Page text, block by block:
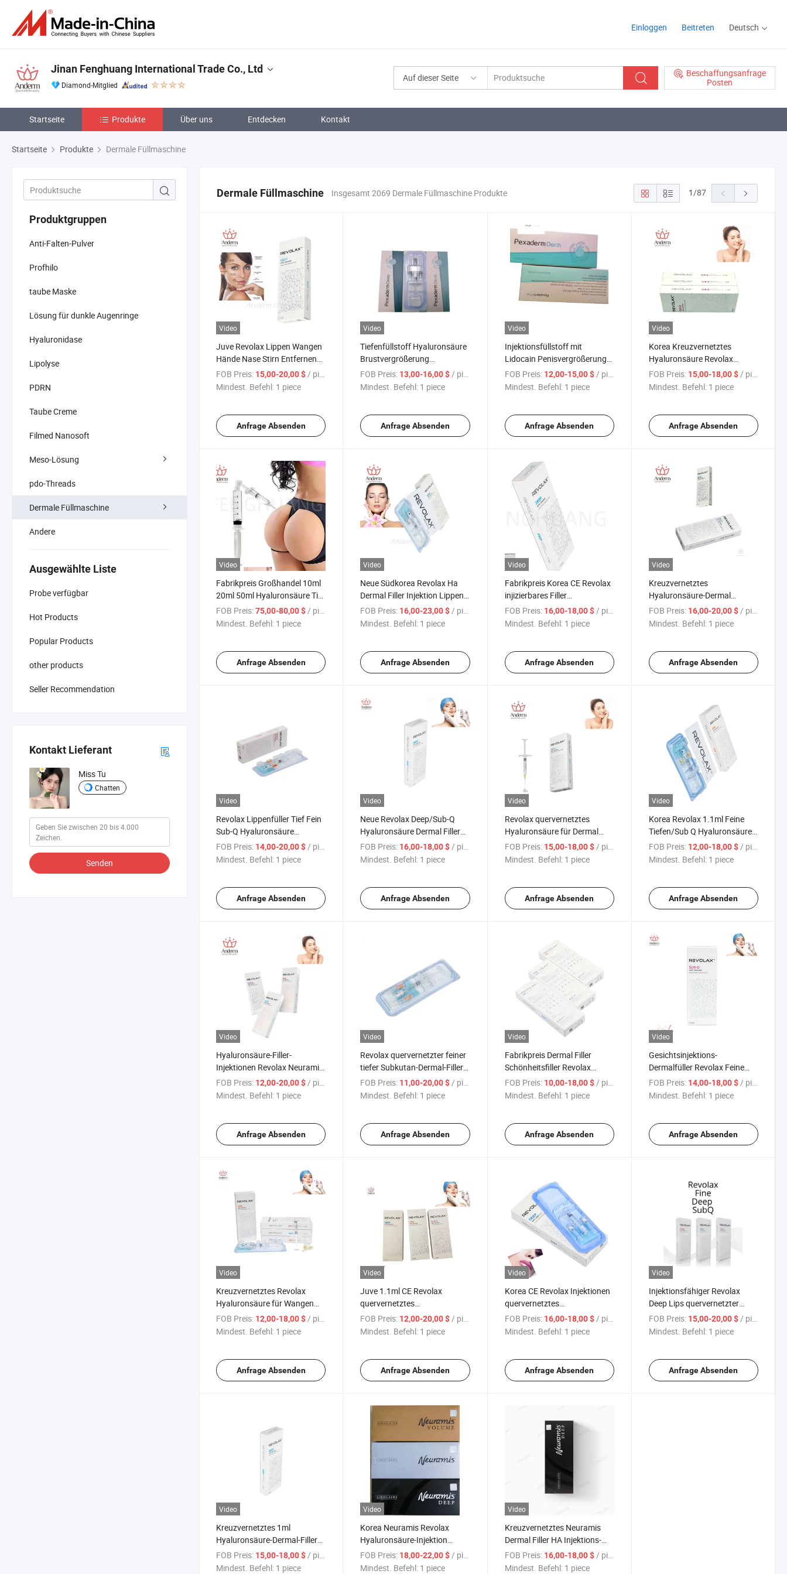
Einloggen Beitreten Deutsch
Auf dieser Seite
Beschaffungsanfrage
Posten
Jinan Fenghuang International Trade Co., Ltd
Diamond-Mitglied
Startseite Produkte Über uns Entdecken Kontakt
Startseite Produkte Dermale Füllmaschine
Produktgruppen
Anti-Falten-Pulver
Profhilo
taube Maske
Lösung für dunkle Augenringe
Hyaluronidase
Lipolyse
PDRN
Taube Creme
Filmed Nanosoft
Meso-Lösung
pdo-Threads
Dermale Füllmaschine
Andere
Ausgewählte Liste
Probe verfügbar
Hot Products
Popular Products
other products
Seller Recommendation
Kontakt Lieferant
Miss Tu
Chatten
Senden
Dermale Füllmaschine Insgesamt 2069 Dermale Füllmaschine Produkte 1/87
Video
Juve Revolax Lippen Wangen
Hände Nase Stirn Entfernen
von Gesichtsfalten Dermal
Filler Injektionsfüllstoff
FOB Preis: 15,00-20,00 $/ piece
Mindest. Befehl: 1 piece
Anfrage Absenden
Video
Tiefenfüllstoff Hyaluronsäure
Brustvergrößerung
Penisvergrößerung 24mg
Injektierbarer dermaler
FOB Preis: 13,00-16,00 $/ piece
Mindest. Befehl: 1 piece
Anfrage Absenden
Video
Injektionsfüllstoff mit
Lidocain Penisvergrößerung
Dermalfüllstoff
FOB Preis: 12,00-15,00 $/ piece
Mindest. Befehl: 1 piece
Anfrage Absenden
Video
Korea Kreuzvernetztes
Hyaluronsäure Revolax
Tiefenfüller Juve
Injektionsfüllstoff
FOB Preis: 15,00-18,00 $/ piece
Mindest. Befehl: 1 piece
Anfrage Absenden
Video
Fabrikpreis Großhandel 10ml
20ml 50ml Hyaluronsäure Tief
50ml Körper Injektions Dermal
Filler Brust Vergrößerung
FOB Preis:75,00-80,00 $ / piece
Mindest. Befehl: 1 piece
Anfrage Absenden
Video
Neue Südkorea Revolax Ha
Dermal Filler Injektion Lippen
Filler Gesicht Falten
Quervernetzte Kinnimplantate
FOB Preis: 16,00-23,00 $ / piece
Mindest. Befehl: 1 piece
Anfrage Absenden
Video
Fabrikpreis Korea CE Revolax
injizierbares Filler
Hyaluronsäure quervernetzter
dermaler Filler für Lippen,
Wangen, Kinn, Nase, tiefe
FOB Preis: 16,00-18,00 $ / piece
Mindest. Befehl: 1 piece
Anfrage Absenden
Video
Kreuzvernetztes
Hyaluronsäure-Dermal
Revolax Deep Sub-Q Filler für
Anti-Aging-Injektionen
FOB Preis: 16,00-20,00 $ / piece
Mindest. Befehl: 1 piece
Anfrage Absenden
Video
Revolax Lippenfüller Tief Fein
Sub-Q Hyaluronsäure
Fenghuang Dermal Filler
FOB Preis: 14,00-20,00 $ / piece
Mindest. Befehl: 1 piece
Anfrage Absenden
Video
Neue Revolax Deep/Sub-Q
Hyaluronsäure Dermal Filler
Revolax Injektionsfiller
FOB Preis: 16,00-18,00 $ / piece
Mindest. Befehl: 1 piece
Anfrage Absenden
Video
Revolax quervernetztes
Hyaluronsäure für Dermal
Filler mit Lidocain
FOB Preis: 15,00-18,00 $ / piece
Mindest. Befehl: 1 piece
Anfrage Absenden
Video
Korea Revolax 1.1ml Feine
Tiefen/Sub Q Hyaluronsäure
Injektions-Hautfüller
FOB Preis: 12,00-18,00 $ / piece
Mindest. Befehl: 1 piece
Anfrage Absenden
Video
Hyaluronsäure-Filler-
Injektionen Revolax Neuramis
Filler injizierbarer dermaler
Filler
FOB Preis: 12,00-20,00 $/ piece
Mindest. Befehl: 1 piece
Anfrage Absenden
Video
Revolax quervernetzter feiner
tiefer Subkutan-Dermal-Filler
zur Entfernung von
Gesichtsfalten
FOB Preis: 11,00-20,00 $ / piece
Mindest. Befehl: 1 piece
Anfrage Absenden
Video
Fabrikpreis Dermal Filler
Schönheitsfiller Revolax
injizierbares
Hyaluronsäurefiller
FOB Preis: 10,00-18,00 $/ piece
Mindest. Befehl: 1 piece
Anfrage Absenden
Video
Gesichtsinjektions-
Dermalfüller Revolax Feine
Hautpflege Hyaluronsäure
Dermalfüller
FOB Preis: 14,00-18,00 $/ piece
Mindest. Befehl: 1 piece
Anfrage Absenden
Video
Kreuzvernetztes Revolax
Hyaluronsäure für Wangen
Augen injizierbarer Dermal
Filler
FOB Preis: 12,00-18,00 $/ piece
Mindest. Befehl: 1 piece
Anfrage Absenden
Video
Juve 1.1ml CE Revolax
quervernetztes
Hyaluronsäure-Dermal-Filler
FOB Preis: 12,00-20,00 $/ piece
Mindest. Befehl: 1 piece
Anfrage Absenden
Video
Korea CE Revolax Injektionen
quervernetztes
Hyaluronsäure-Dermal-Filler
FOB Preis: 16,00-18,00 $/ piece
Mindest. Befehl: 1 piece
Anfrage Absenden
Video
Injektionsfähiger Revolax
Deep Lips quervernetzter
Hyaluronsäure-Dermalfüller
FOB Preis: 15,00-20,00 $/ piece
Mindest. Befehl: 1 piece
Anfrage Absenden
Video
Kreuzvernetztes 1ml
Hyaluronsäure-Dermal-Filler
für Wangen Revolax
FOB Preis: 15,00-18,00 $ / piece
Mindest. Befehl: 1 piece
Video
Korea Neuramis Revolax
Hyaluronsäure-Injektion
Gesichts-Dermal-Filler
20mg/Ml Lippen Tiefenfüller
FOB Preis: 18,00-22,00 $ / piece
Mindest. Befehl: 1 piece
Video
Kreuzvernetztes Neuramis
Dermal Filler HA Injektions-
Hyaluronsäure
FOB Preis: 16,00-18,00 $ / piece
Mindest. Befehl: 1 piece